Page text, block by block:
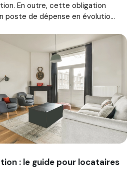
En outre, cette obligation
poste de dépense en évolutio...
"Assurance colocation : le guide
: le guide pour locataires